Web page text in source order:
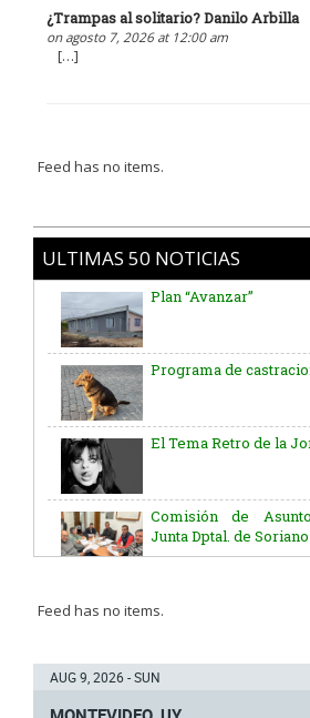
¿Trampas al solitario? Danilo Arbilla
on agosto 7, 2026 at 12:00 am
[…]
Feed has no items.
ULTIMAS 50 NOTICIAS
Junta Dptal. de Soriano
Junta Dptal. de Soriano
Feed has no items.
AUG 9, 2026 - SUN